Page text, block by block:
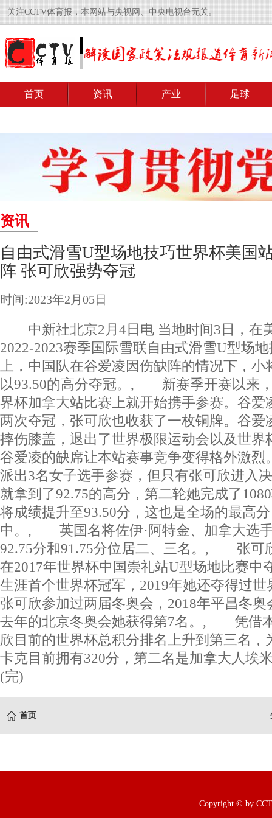
关注CCTV体育报，本网站与央视网、中央电视台无关。
首页 资讯 产业 足球
资讯
自由式滑雪U型场地技巧世界杯美国
阵 张可欣强势夺冠
时间:2023年2月05日
中新社北京2月4日电 当地时间3日，在
2022-2023赛季国际雪联自由式滑雪U型场
上，中国队在谷爱凌因伤缺阵的情况下，
以93.50的高分夺冠。, 新赛季开赛以来
界杯加拿大站比赛上就开始携手参赛。谷爱
两次夺冠，张可欣也收获了一枚铜牌。谷爱
摔伤膝盖，退出了世界极限运动会以及
谷爱凌的缺席让本站赛事竞争变得格外激烈
派出3名女子选手参赛，但只有张可欣进入
就拿到了92.75的高分，第二轮她完成了
将成绩提升至93.50分，这也是全场的最高
中。, 英国名将佐伊·阿特金、加拿大选手
92.75分和91.75分位居二、三名。, 张可
在2017年世界杯中国崇礼站U型场地比赛中
生涯首个世界杯冠军，2019年她还夺得过
张可欣参加过两届冬奥会，2018年平昌冬
去年的北京冬奥会她获得第7名。, 凭借
欣目前的世界杯总积分排名上升到第三名，
卡克目前拥有320分，第二名是加拿大人埃
(完)
首页
Copyright © by